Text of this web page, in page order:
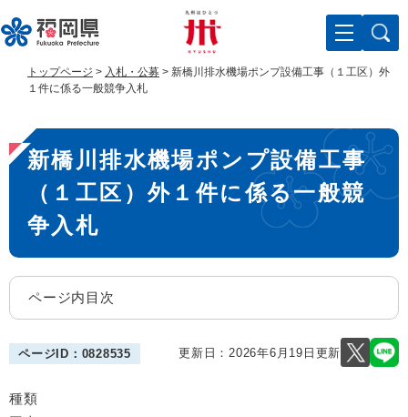
ー
ジ
す
。
ニ
ュ
し
て
トップページ > 入札・公募 > 新橋川排水機場ポンプ設備工事（１工区）外
１件に係る一般競争入札
本
文
新橋川排水機場ポンプ設備工事
（１工区）外１件に係る一般競
争入札
ページ内目次
ページID：0828535 更新日：2026年6月19日更新
種類